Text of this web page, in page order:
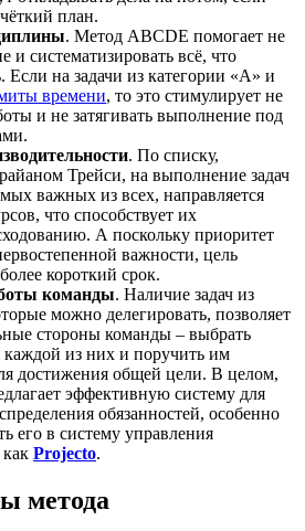
план.
. Метод ABCDE помогает не
и систематизировать всё, что
Если на задачи из категории «А» и
времени, то это стимулирует не
и не затягивать выполнение под
. По списку,
Трейси, на выполнение задач
важных из всех, направляется
что способствует их
А поскольку приоритет
важности, цель
короткий срок.
команды. Наличие задач из
можно делегировать, позволяет
стороны команды – выбрать
каждой из них и поручить им
достижения общей цели. В целом,
эффективную систему для
обязанностей, особенно
его в систему управления
Projecto.
метода